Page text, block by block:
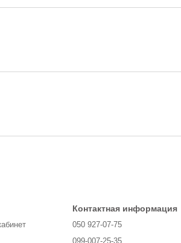
Контактная информация
050 927-07-75
099-007-25-35